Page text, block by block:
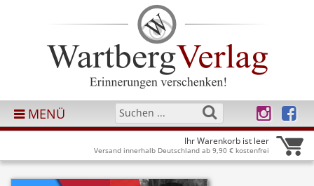
MENÜ
Ihr Warenkorb ist leer
Versand innerhalb Deutschland ab 9,90 € kostenfrei